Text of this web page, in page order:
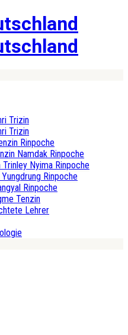
Trizin
Trizin
Rinpoche
Namdak Rinpoche
Nyima Rinpoche
Rinpoche
Rinpoche
Tenzin
Lehrer